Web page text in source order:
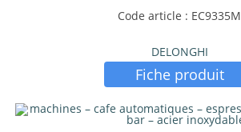
Code article : EC9335M
DELONGHI
Fiche produit